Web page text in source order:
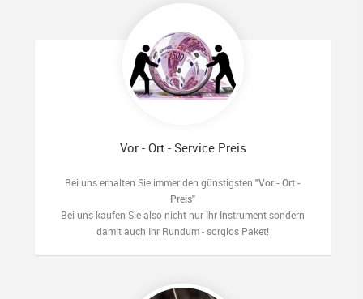
Vor - Ort - Service Preis
Bei uns erhalten Sie immer den günstigsten "Vor - Ort -
Preis"
Bei uns kaufen Sie also nicht nur Ihr Instrument sondern
damit auch Ihr Rundum - sorglos Paket!